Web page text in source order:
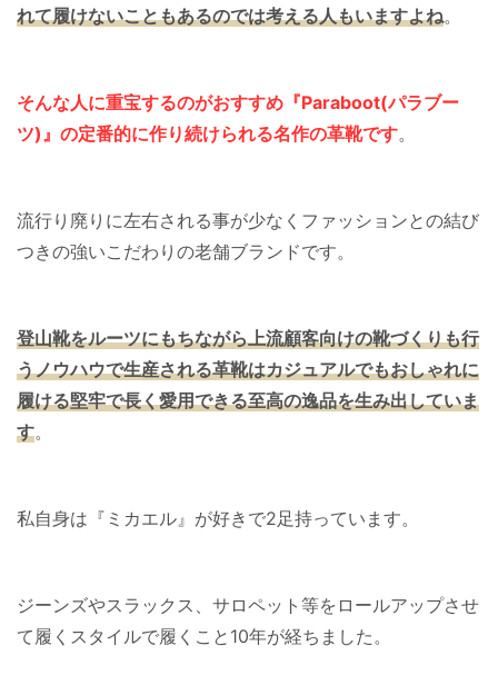
れて履けないこともあるのでは考える人もいますよね。
そんな人に重宝するのがおすすめ 『Paraboot(パラブー
ツ)』の定番的に作り続けられる名作の革靴です。
流行り廃りに左右される事が少なくファッションとの結び
つきの強いこだわりの老舗ブランドです。
登山靴をルーツにもちながら上流顧客向けの靴づくりも行
うノウハウで生産される革靴はカジュアルでもおしゃれに
履ける堅牢で長く愛用できる至高の逸品を生み出していま
す。
私自身は『ミカエル』が好きで2足持っています。
ジーンズやスラックス、サロペット等をロールアップさせ
て履くスタイルで履くこと10年が経ちました。